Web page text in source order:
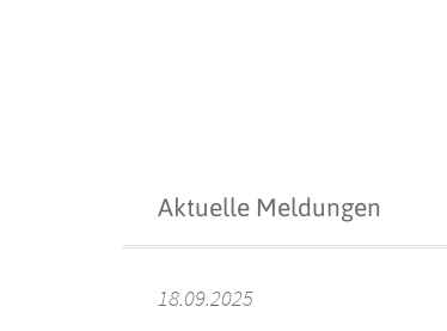
Aktuelle Meldungen
18.09.2025